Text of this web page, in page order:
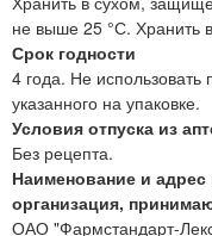
не выше 25 °С. Хранить
Срок годности
4 года. Не использовать
указанного на упаковке.
Условия отпуска из
Без рецепта.
Наименование и
организация,
ОАО "Фармстандарт-